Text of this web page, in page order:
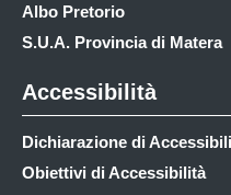
Albo Pretorio
S.U.A. Provincia di Matera
Accessibilità
Dichiarazione di
Obiettivi di Accessibilità